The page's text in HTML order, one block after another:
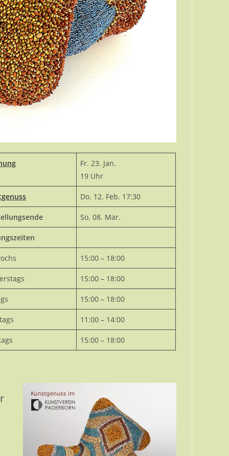
Fr. 23. Jan.
19 Uhr
Do. 12. Feb. 17:30
So. 08. Mar.
15:00 – 18:00
15:00 – 18:00
15:00 – 18:00
11:00 – 14:00
15:00 – 18:00